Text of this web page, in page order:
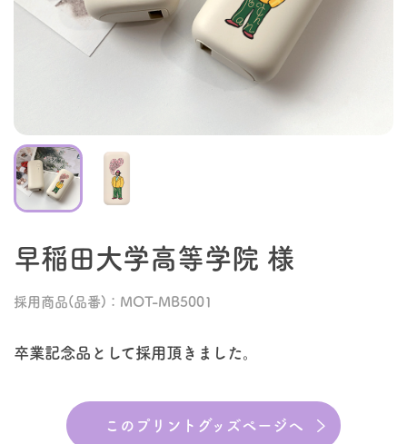
早稲田大学高等学院 様
採用商品(品番)：MOT-MB5001
卒業記念品として採用頂きました。
このプリントグッズページへ